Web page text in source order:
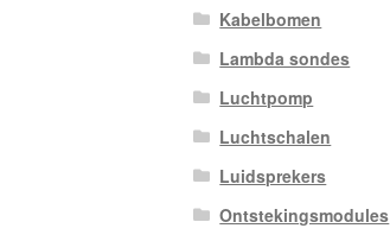
Kabelbomen
Lambda sondes
Luchtpomp
Luchtschalen
Luidsprekers
Ontstekingsmodules